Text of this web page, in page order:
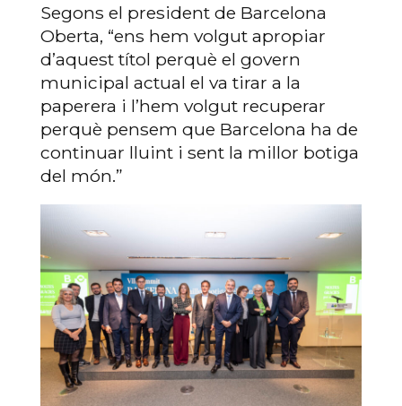
Segons el president de Barcelona
Oberta, “ens hem volgut apropiar
d’aquest títol perquè el govern
municipal actual el va tirar a la
paperera i l’hem volgut recuperar
perquè pensem que Barcelona ha de
continuar lluint i sent la millor botiga
del món.”